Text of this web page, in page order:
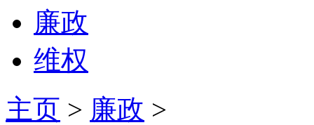
廉政
维权
主页 > 廉政 >